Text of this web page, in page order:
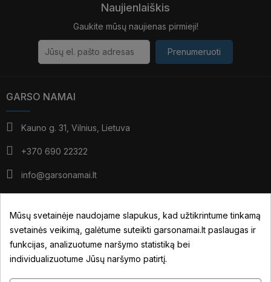
Naujienlaiškis
Gaukite mūsų naujienas pirmieji!
Prenumeruoti
GARSO NAMAI
Kauno g. 31, Vilnius, Lietuva
+370 690 22322
info@garsonamai.lt
V: 10:00 - 18:00
*pietūs: 14:00 - 15:00
VI: pagal susitarimą
Mūsų svetainėje naudojame slapukus, kad užtikrintume tinkamą
svetainės veikimą, galėtume suteikti garsonamai.lt paslaugas ir
funkcijas, analizuotume naršymo statistiką bei
individualizuotume Jūsų naršymo patirtį.